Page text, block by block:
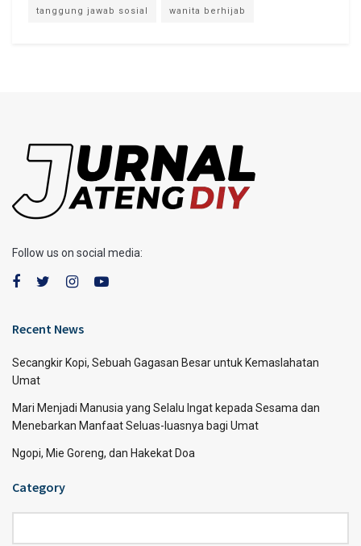
tanggung jawab sosial wanita berhijab
Follow us on social media:
Recent News
Secangkir Kopi, Sebuah Gagasan Besar untuk Kemaslahatan
Umat
Mari Menjadi Manusia yang Selalu Ingat kepada Sesama dan
Menebarkan Manfaat Seluas-luasnya bagi Umat
Ngopi, Mie Goreng, dan Hakekat Doa
Category